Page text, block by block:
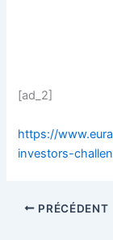
[ad_2]
https://
investors-
PRÉCÉDENT